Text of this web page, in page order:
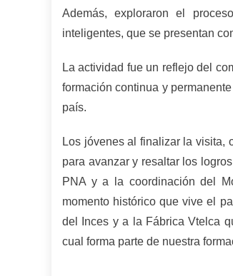
Además, exploraron el
inteligentes, que se presentan
La actividad fue un reflejo del
formación continua y
país.
Los jóvenes al finalizar la visita,
para avanzar y resaltar los
PNA y a la coordinación del
momento histórico que vive el
del Inces y a la Fábrica Vtelca
cual forma parte de nuestra